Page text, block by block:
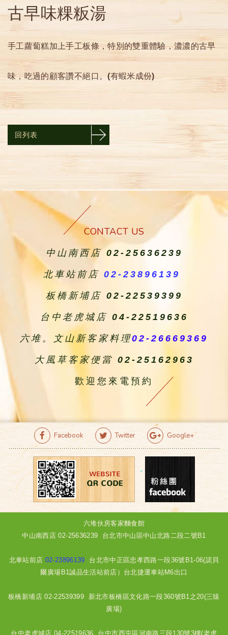
古早味粿粄湯
手工蘿蔔糕加上手工板條，特別的雙重體驗，濃濃的古早
味，吃過的顧客讚不絕口。(有蝦米成份)
回列表
CONTACT US
中山南西店 02-25636239
北車站前店 02-23896139
板橋新埔店 02-22539399
台中老虎城店 04-22519636
六堆。文山新客家料理02-26669369
大風草客家便當 02-25162963
歡迎您來電預約
Facebook Twitter Google+
六堆伙房客家麵食館
中山南西店02-25636239 台北市中山區中山北路二段二號B1
北車站前店 02-23896139
台北市中正區忠孝西路一段36號B1-06(諾貝
爾廣場B1誠品生活站前店）台北捷運車站M6出口
板橋新埔店02-22539399 新北市板橋區文化路一段360號B1之20(三猿
廣場)
台中老虎城店 04-22519636 台中市西屯區河南路三段130號3樓(老虎